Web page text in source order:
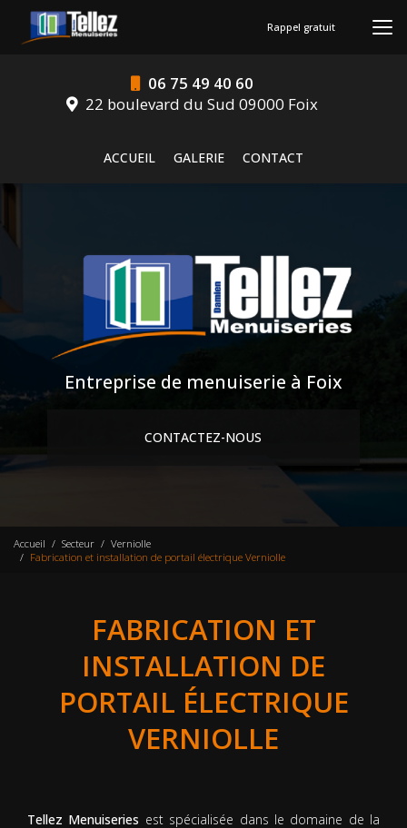
contenu
06 75 49 40 60
22 boulevard du Sud 09000 Foix
ACCUEIL
GALERIE CONTACT
Rappel gratuit
Entreprise de menuiserie à Foix
CONTACTEZ-NOUS
Accueil Secteur
Verniolle
Fabrication et installation de portail électrique Verniolle
FABRICATION ET
INSTALLATION DE
PORTAIL ÉLECTRIQUE
VERNIOLLE
Tellez Menuiseries est spécialisée dans le domaine de la